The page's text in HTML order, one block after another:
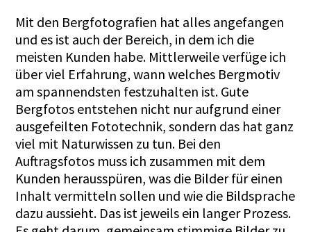
Mit den Bergfotografien hat alles angefangen
und es ist auch der Bereich, in dem ich die
meisten Kunden habe. Mittlerweile verfüge ich
über viel Erfahrung, wann welches Bergmotiv
am spannendsten festzuhalten ist. Gute
Bergfotos entstehen nicht nur aufgrund einer
ausgefeilten Fototechnik, sondern das hat ganz
viel mit Naturwissen zu tun. Bei den
Auftragsfotos muss ich zusammen mit dem
Kunden herausspüren, was die Bilder für einen
Inhalt vermitteln sollen und wie die Bildsprache
dazu aussieht. Das ist jeweils ein langer Prozess.